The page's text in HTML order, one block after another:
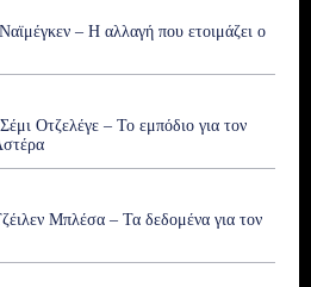
– Η αλλαγή που ετοιμάζει ο
Οτζελέγε – Το εμπόδιο για τον
Μπλέσα – Τα δεδομένα για τον